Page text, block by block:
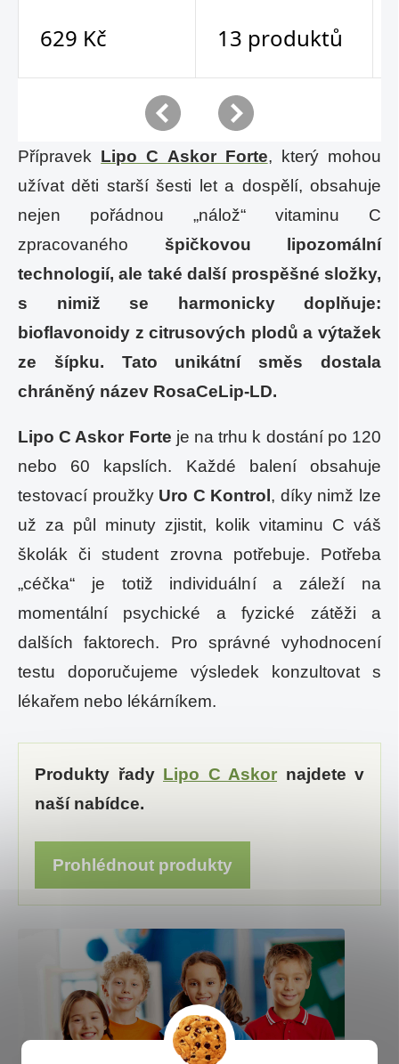
Přípravek Lipo C Askor Forte, který mohou
užívat děti starší šesti let a dospělí, obsahuje
nejen pořádnou „nálož“ vitaminu C
zpracovaného špičkovou lipozomální
technologií, ale také další prospěšné složky,
s nimiž se harmonicky doplňuje:
bioflavonoidy z citrusových plodů a výtažek
ze šípku. Tato unikátní směs dostala
chráněný název RosaCeLip-LD.
Lipo C Askor Forte je na trhu k dostání po 120
nebo 60 kapslích. Každé balení obsahuje
testovací proužky Uro C Kontrol , díky nimž lze
už za půl minuty zjistit, kolik vitaminu C váš
školák či student zrovna potřebuje. Potřeba
„céčka“ je totiž individuální a záleží na
momentální psychické a fyzické zátěži a
dalších faktorech. Pro správné vyhodnocení
testu doporučujeme výsledek konzultovat s
lékařem nebo lékárníkem.
Produkty řady Lipo C Askor najdete v
naší nabídce.
Prohlédnout produkty